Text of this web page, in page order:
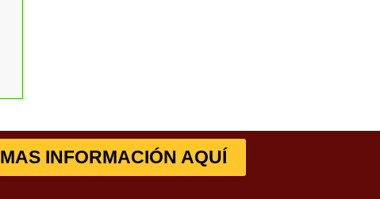
MAS INFORMACIÓN AQUÍ